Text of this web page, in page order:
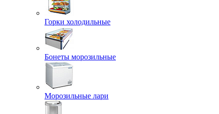
Горки холодильные
Бонеты морозильные
Морозильные лари